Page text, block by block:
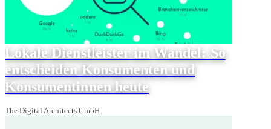
Lokale Dienstleister im Wandel: So
entscheiden Konsumenten und
Konsumentinnen heute
The Digital Architects GmbH